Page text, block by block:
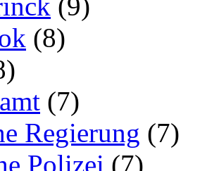
(9)
(8)
(7)
Regierung (7)
Polizei (7)